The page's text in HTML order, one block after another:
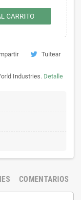
CARRITO
Tuitear
Industries. Detalle
COMENTARIOS